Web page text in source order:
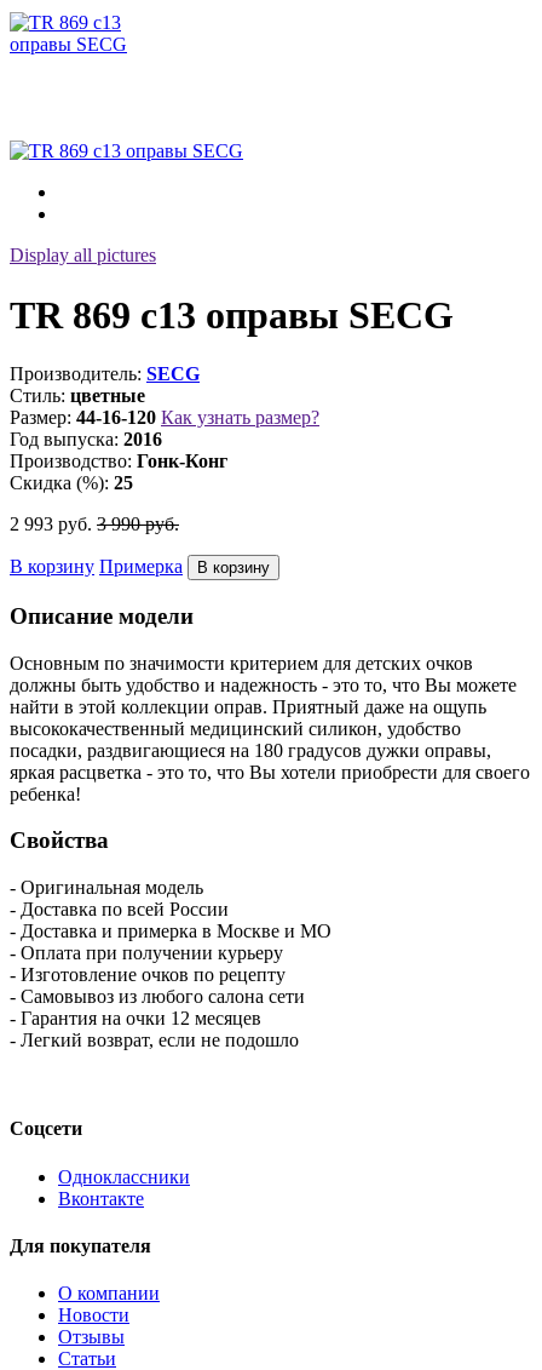
Display all pictures
TR 869 c13 оправы SECG
Производитель: SECG
Стиль: цветные
Размер: 44-16-120 Как узнать размер?
Год выпуска: 2016
Производство: Гонк-Конг
Скидка (%): 25
2 993 руб. 3 990руб.
В корзину Примерка
Описание модели
Основным по значимости критерием для детских очков
должны быть удобство и надежность - это то, что Вы можете
найти в этой коллекции оправ. Приятный даже на ощупь
высококачественный медицинский силикон, удобство
посадки, раздвигающиеся на 180 градусов дужки оправы,
яркая расцветка - это то, что Вы хотели приобрести для своего
ребенка!
Свойства
- Оригинальная модель
- Доставка по всей России
- Доставка и примерка в Москве и МО
- Оплата при получении курьеру
- Изготовление очков по рецепту
- Самовывоз из любого салона сети
- Гарантия на очки 12 месяцев
- Легкий возврат, если не подошло
Соцсети
Одноклассники
Вконтакте
Для покупателя
О компании
Новости
Отзывы
Статьи